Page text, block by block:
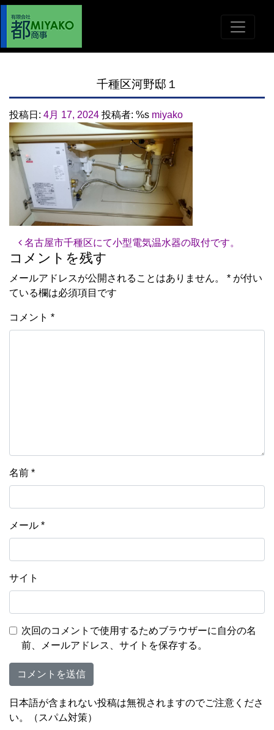
千種区河野邸１
投稿日: 4月 17, 2024 投稿者: %s miyako
投稿ナビゲーション
名古屋市千種区にて小型電気温水器の取付です。
コメントを残す
メールアドレスが公開されることはありません。 * が付い
ている欄は必須項目です
コメント *
名前 *
メール *
サイト
次回のコメントで使用するためブラウザーに自分の名
前、メールアドレス、サイトを保存する。
日本語が含まれない投稿は無視されますのでご注意くださ
い。（スパム対策）